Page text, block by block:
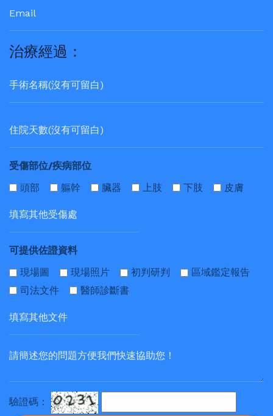
治療經過：
受傷部位/疾病部位
頭部
軀幹 臟器 上肢 下肢 皮膚
可提供佐證資料
現場圖
現場照片 初判研判
區域鑑定報告
司法文件
醫師診斷書
驗證碼：